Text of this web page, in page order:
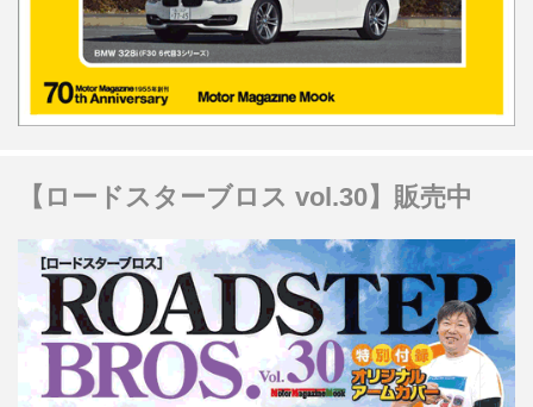
【ロードスターブロス vol.30】販売中